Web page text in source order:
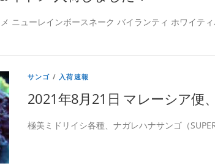
ニューレインボースネーク バイランティ ホワイテ
サンゴ / 入荷速報
2021年8月21日 マレーシア便
極美ミドリイシ各種、ナガレハナサンゴ（